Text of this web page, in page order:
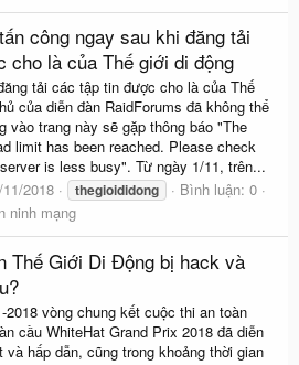
công ngay sau khi đăng tải
cho là của Thế giới di động
tải các tập tin được cho là của Thế
của diễn đàn RaidForums đã không thể
vào trang này sẽ gặp thông báo "The
limit has been reached. Please check
is less busy". Từ ngày 1/11, trên...
2018 thegioididong
Bình luận: 0
ninh mạng
Thế Giới Di Động bị hack và
2018 vòng chung kết cuộc thi an toàn
cầu WhiteHat Grand Prix 2018 đã diễn
và hấp dẫn, cũng trong khoảng thời gian